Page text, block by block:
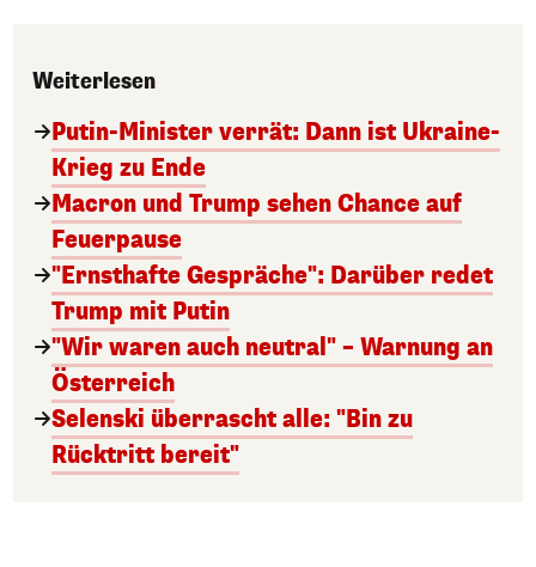
Weiterlesen
Putin-Minister verrät: Dann ist Ukraine-
Krieg zu Ende
Macron und Trump sehen Chance auf
Feuerpause
"Ernsthafte Gespräche": Darüber redet
Trump mit Putin
"Wir waren auch neutral" – Warnung an
Österreich
Selenski überrascht alle: "Bin zu
Rücktritt bereit"